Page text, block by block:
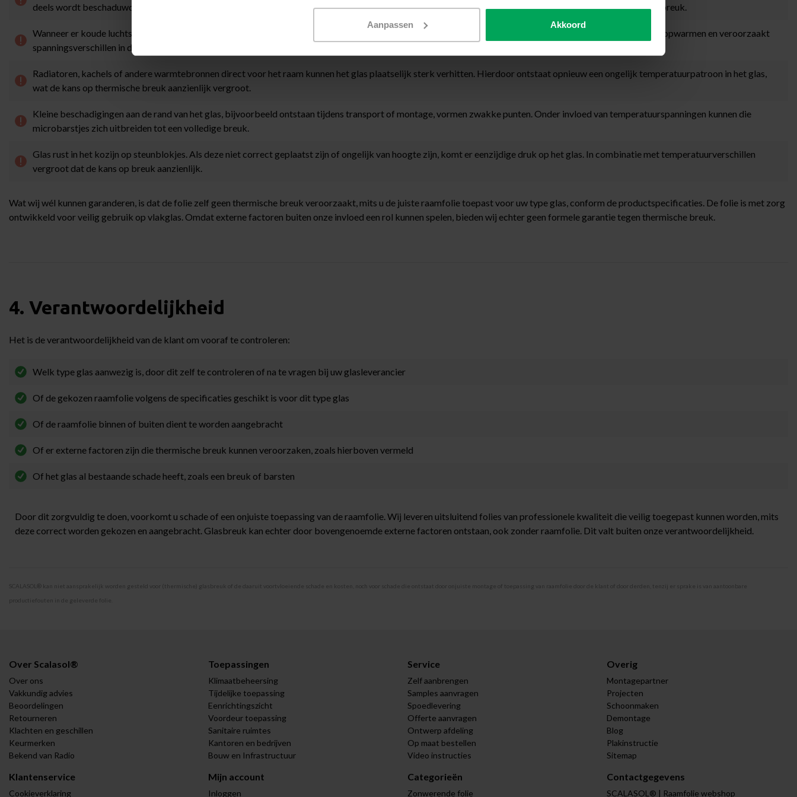
Aanpassen Akkoord
deels wordt beschaduwd door een luifel, dakoverstek of balkon erboven. Hoe groter dit verschil, hoe groter de spanning in het glas en daarmee het risico op breuk.
Wanneer er koude luchtstromen langs het glas trekken, bijvoorbeeld door kieren of ventilatie, kan het glas ongelijk afkoelen. Dit werkt hetzelfde als ongelijk opwarmen en veroorzaakt
spanningsverschillen in de glasplaat.
Radiatoren, kachels of andere warmtebronnen direct voor het raam kunnen het glas plaatselijk sterk verhitten. Hierdoor ontstaat opnieuw een ongelijk temperatuurpatroon in het glas,
wat de kans op thermische breuk aanzienlijk vergroot.
Kleine beschadigingen aan de rand van het glas, bijvoorbeeld ontstaan tijdens transport of montage, vormen zwakke punten. Onder invloed van temperatuurspanningen kunnen die
microbarstjes zich uitbreiden tot een volledige breuk.
Glas rust in het kozijn op steunblokjes. Als deze niet correct geplaatst zijn of ongelijk van hoogte zijn, komt er eenzijdige druk op het glas. In combinatie met temperatuurverschillen
vergroot dat de kans op breuk aanzienlijk.
Wat wij wél kunnen garanderen, is dat de folie zelf geen thermische breuk veroorzaakt, mits u de juiste raamfolie toepast voor uw type glas, conform de productspecificaties. De folie is met zorg
ontwikkeld voor veilig gebruik op vlakglas. Omdat externe factoren buiten onze invloed een rol kunnen spelen, bieden wij echter geen formele garantie tegen thermische breuk.
4. Verantwoordelijkheid
Het is de verantwoordelijkheid van de klant om vooraf te controleren:
Welk type glas aanwezig is, door dit zelf te controleren of na te vragen bij uw glasleverancier
Of de gekozen raamfolie volgens de specificaties geschikt is voor dit type glas
Of de raamfolie binnen of buiten dient te worden aangebracht
Of er externe factoren zijn die thermische breuk kunnen veroorzaken, zoals hierboven vermeld
Of het glas al bestaande schade heeft, zoals een breuk of barsten
Door dit zorgvuldig te doen, voorkomt u schade of een onjuiste toepassing van de raamfolie. Wij leveren uitsluitend folies van professionele kwaliteit die veilig toegepast kunnen worden, mits
deze correct worden gekozen en aangebracht. Glasbreuk kan echter door bovengenoemde externe factoren ontstaan, ook zonder raamfolie. Dit valt buiten onze verantwoordelijkheid.
SCALASOL® kan niet aansprakelijk worden gesteld voor (thermische) glasbreuk of de daaruit voortvloeiende schade en kosten, noch voor schade die ontstaat door onjuiste montage of toepassing van raamfolie door de klant of door derden, tenzij er sprake is van aantoonbare
productiefouten in de geleverde folie.
Over Scalasol®
Over ons
Vakkundig advies
Beoordelingen
Retourneren
Klachten en geschillen
Keurmerken
Bekend van Radio
Toepassingen
Klimaatbeheersing
Tijdelijke toepassing
Eenrichtingszicht
Voordeur toepassing
Sanitaire ruimtes
Kantoren en bedrijven
Bouw en Infrastructuur
Service
Zelf aanbrengen
Samples aanvragen
Spoedlevering
Offerte aanvragen
Ontwerp afdeling
Op maat bestellen
Video instructies
Overig
Montagepartner
Projecten
Schoonmaken
Demontage
Blog
Plakinstructie
Sitemap
Klantenservice
Cookieverklaring
Mijn account
Inloggen
Categorieën
Zonwerende folie
Contactgegevens
SCALASOL® | Raamfolie webshop